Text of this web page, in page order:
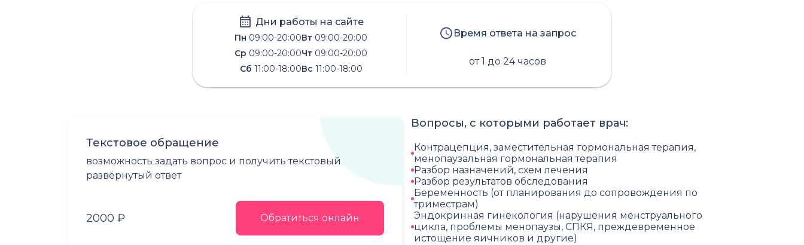
Дни работы на сайте
Пн 09:00-20:00Вт 09:00-20:00
Ср 09:00-20:00Чт 09:00-20:00
Сб 11:00-18:00Вс 11:00-18:00
Время ответа на запрос
от 1 до 24 часов
Текстовое обращение
возможность задать вопрос и получить текстовый
развёрнутый ответ
2000 ₽ Обратиться онлайн
Вопросы, с которыми работает врач:
Контрацепция, заместительная гормональная терапия,
менопаузальная гормональная терапия
Разбор назначений, схем лечения
Разбор результатов обследования
Беременность (от планирования до сопровождения по
триместрам)
Эндокринная гинекология (нарушения менструального
цикла, проблемы менопаузы, СПКЯ, преждевременное
истощение яичников и другие)